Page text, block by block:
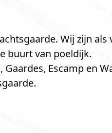
Wij zijn
buurt van poeldijk.
Escamp en